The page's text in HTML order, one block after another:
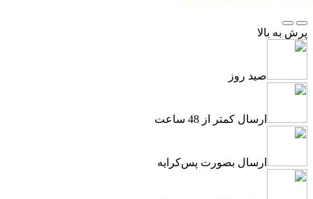
پرش به بالا
صید روز
ارسال کمتر از 48 ساعت
ارسال بصورت پس‌کرایه